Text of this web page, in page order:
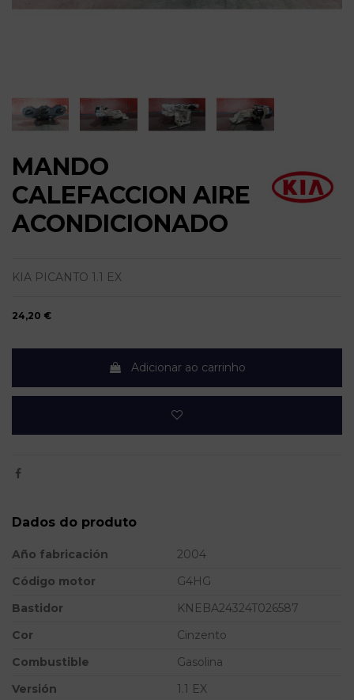
MANDO
CALEFACCION AIRE
ACONDICIONADO
KIA PICANTO 1.1 EX
24,20 €
Adicionar ao carrinho
Dados do produto
Año fabricación
2004
Código motor
G4HG
Bastidor
KNEBA24324T026587
Cor
Cinzento
Combustible
Gasolina
Versión
1.1 EX